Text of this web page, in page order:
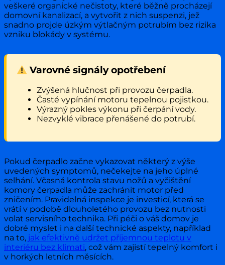
veškeré organické nečistoty, které běžně procházejí
domovní kanalizací, a vytvořit z nich suspenzi, jež
snadno projde úzkým výtlačným potrubím bez rizika
vzniku blokády v systému.
Varovné signály opotřebení
Zvýšená hlučnost při provozu čerpadla.
Časté vypínání motoru tepelnou pojistkou.
Výrazný pokles výkonu při čerpání vody.
Nezvyklé vibrace přenášené do potrubí.
Pokud čerpadlo začne vykazovat některý z výše
uvedených symptomů, nečekejte na jeho úplné
selhání. Včasná kontrola stavu nožů a vyčištění
komory čerpadla může zachránit motor před
zničením. Pravidelná inspekce je investicí, která se
vrátí v podobě dlouholetého provozu bez nutnosti
volat servisního technika. Při péči o váš domov je
dobré myslet i na další technické aspekty, například
na to, jak efektivně udržet příjemnou teplotu v
interiéru bez klimati, což vám zajistí tepelný komfort i
v horkých letních měsících.